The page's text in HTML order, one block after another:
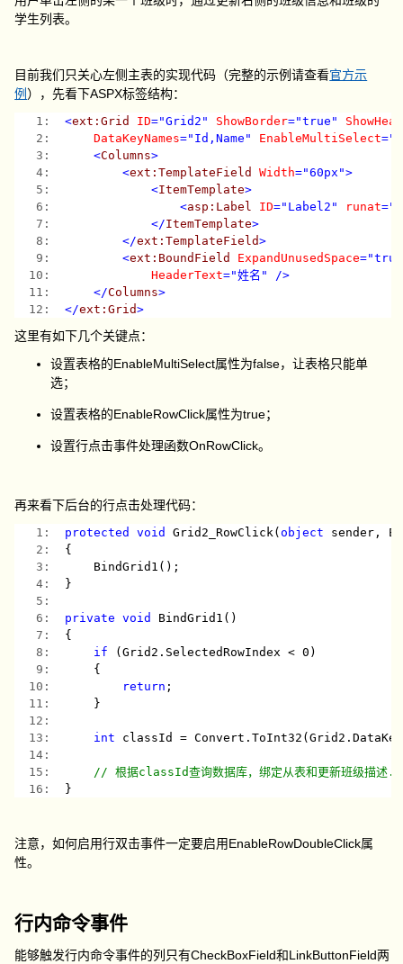
学生列表。
目前我们只关心左侧主表的实现代码（完整的示例请查看官方示
例），先看下ASPX标签结构：
   1:
<ext:Grid ID="Grid2" ShowBorder="true"
   2:
DataKeyNames="Id,Name" EnableMultiSelect
   3:
<Columns>
   4:
<ext:TemplateField Width="60px">
   5:
<ItemTemplate>
   6:
<asp:Label ID="Label2" runat
   7:
</ItemTemplate>
   8:
</ext:TemplateField>
   9:
<ext:BoundField ExpandUnusedSpace
  10:
HeaderText="姓名"
/>
  11:
</Columns>
  12:
</ext:Grid>
这里有如下几个关键点：
设置表格的EnableMultiSelect属性为false，让表格只能单
选；
设置表格的EnableRowClick属性为true；
设置行点击事件处理函数OnRowClick。
再来看下后台的行点击处理代码：
   1:
protected void Grid2_RowClick(object sender,
   2:
{
   3:
    BindGrid1();
   4:
}
   5:
   6:
private void
BindGrid1()
   7:
{
   8:
if (Grid2.SelectedRowIndex < 0)
   9:
    {
  10:
return ;
  11:
    }
  12:
  13:
int classId =
  14:
  15:
// 根据classId查询数据库，绑定从表和更新班级描述
  16:
}
注意，如何启用行双击事件一定要启用EnableRowDoubleClick属
性。
行内命令事件
能够触发行内命令事件的列只有CheckBoxField和LinkButtonField两